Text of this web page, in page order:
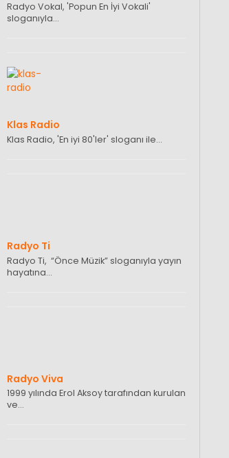
Radyo Vokal, 'Popun En İyi Vokali'
sloganıyla…
Klas Radio
Klas Radio, 'En iyi 80'ler' sloganı ile…
Radyo Ti
Radyo Ti, “Önce Müzik” sloganıyla yayın
hayatına…
Radyo Viva
1999 yılında Erol Aksoy tarafından kurulan
ve…